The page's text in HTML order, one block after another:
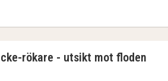
rökare - utsikt mot floden